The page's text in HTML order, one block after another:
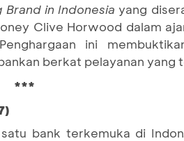
Brand in Indonesia yang
Clive Horwood dalam
ini
berkat pelayanan yang
***
bank terkemuka di